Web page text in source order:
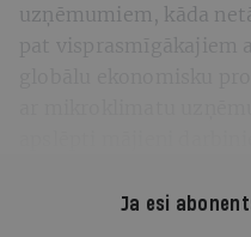
uzņēmumiem, kāda
Ja esi